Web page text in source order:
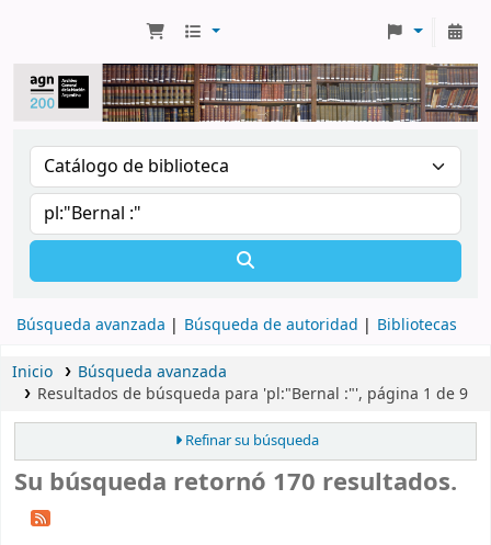
Búsqueda avanzada Búsqueda de autoridad Bibliotecas
Inicio
Búsqueda avanzada
Resultados de búsqueda para 'pl:"Bernal :"', página 1 de 9
Refinar su búsqueda
Su búsqueda retornó 170 resultados.